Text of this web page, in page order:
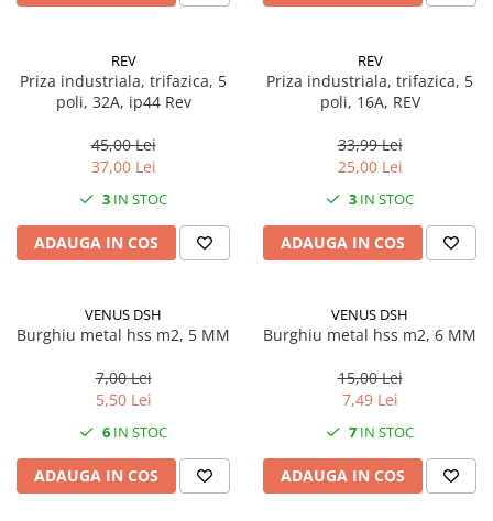
Suruburi, dibluri si accesorii
prindere
Panouri si elemente gard
Pavaje si borduri
Sere si solarii
Termometre Meteo
Umbrele si pavilioane gradina
Unelte gradinarit
Pentru toate suprafetele
Solutii pentru suprafetele din lemn
Solutii specializate
Solutii profesionale pentru
Solutii professionale pentru
spalatorii auto
REV
Priza industriala, trifazica, 5
poli, 32A, ip44 Rev
45,00 Lei
37,00 Lei
3 IN STOC
ADAUGA IN COS
REV
Priza industriala, trifazica, 5
poli, 16A, REV
33,99 Lei
25,00 Lei
3 IN STOC
ADAUGA IN COS
VENUS DSH
Burghiu metal hss m2, 5 MM
7,00 Lei
5,50 Lei
6 IN STOC
ADAUGA IN COS
VENUS DSH
Burghiu metal hss m2, 6 MM
15,00 Lei
7,49 Lei
7 IN STOC
ADAUGA IN COS